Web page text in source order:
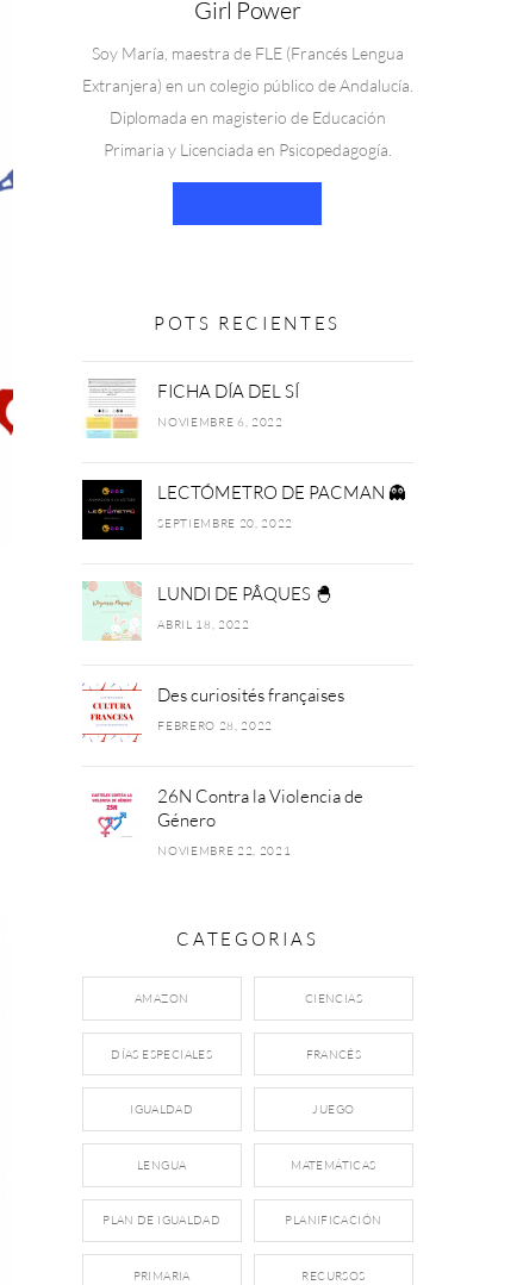
Girl Power
Soy María, maestra de FLE (Francés Lengua
Extranjera) en un colegio público de Andalucía.
Diplomada en magisterio de Educación
Primaria y Licenciada en Psicopedagogía.
POTS RECIENTES
FICHA DÍA DEL SÍ
NOVIEMBRE 6, 2022
LECTÓMETRO DE PACMAN 👻
SEPTIEMBRE 20, 2022
LUNDI DE PÂQUES 🐣
ABRIL 18, 2022
Des curiosités françaises
FEBRERO 28, 2022
26N Contra la Violencia de
Género
NOVIEMBRE 22, 2021
CATEGORIAS
AMAZON CIENCIAS
DÍAS ESPECIALES FRANCÉS
IGUALDAD JUEGO
LENGUA MATEMÁTICAS
PLAN DE IGUALDAD PLANIFICACIÓN
PRIMARIA RECURSOS